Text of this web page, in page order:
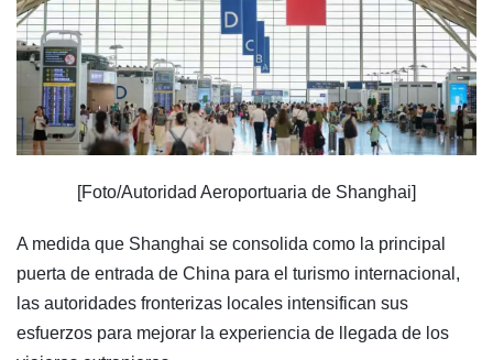
[Foto/Autoridad Aeroportuaria de Shanghai]
A medida que Shanghai se consolida como la principal
puerta de entrada de China para el turismo internacional,
las autoridades fronterizas locales intensifican sus
esfuerzos para mejorar la experiencia de llegada de los